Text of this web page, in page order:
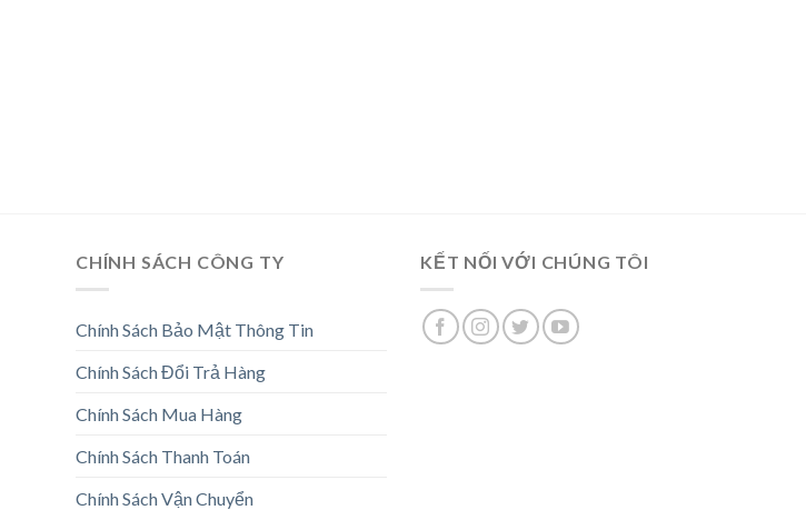
CHÍNH SÁCH CÔNG TY
Chính Sách Bảo Mật Thông Tin
Chính Sách Đổi Trả Hàng
Chính Sách Mua Hàng
Chính Sách Thanh Toán
Chính Sách Vận Chuyển
KẾT NỐI VỚI CHÚNG TÔI